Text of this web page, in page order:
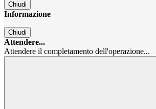
Chiudi
Informazione
Chiudi
Attendere...
Attendere il completamento dell'operazione...